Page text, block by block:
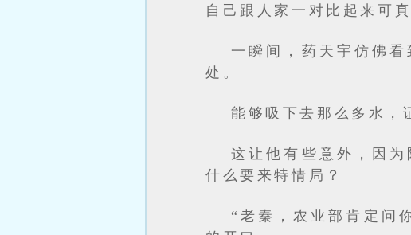
自己跟人家一对比起来可真
一瞬间，药天宇仿佛
处。
能够吸下去那么多水，
这让他有些意外，因
什么要来特情局？
“老秦，农业部肯定问